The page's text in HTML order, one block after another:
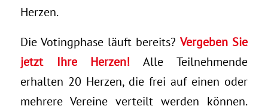
Herzen.
Die Votingphase läuft bereits?Vergeben Sie
jetzt Ihre Herzen! Alle Teilnehmende
erhalten 20 Herzen, die frei auf einen oder
mehrere Vereine verteilt werden können.